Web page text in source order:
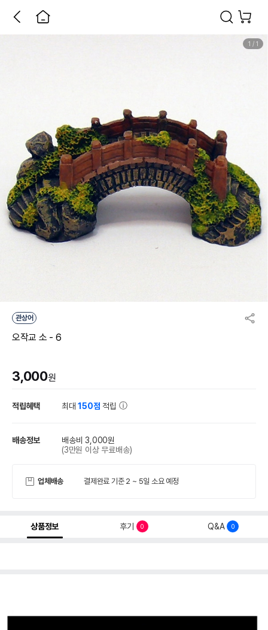
1 / 1
관상어
오작교 소 - 6
3,000원
적립혜택 최대150점 적립
배송정보
배송비 3,000원
(3만원 이상 무료배송)
업체배송 결제완료 기준 2 ~ 5일 소요 예정
상품정보 후기 0 Q&A 0